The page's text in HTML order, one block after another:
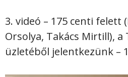
3. videó – 175 centi felett
Orsolya, Takács Mirtill),
üzletéből jelentkezünk –